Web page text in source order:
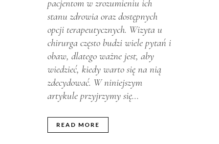
pacjentom w zrozumieniu ich
stanu zdrowia oraz dostępnych
opcji terapeutycznych. Wizyta u
chirurga często budzi wiele pytań i
obaw, dlatego ważne jest, aby
wiedzieć, kiedy warto się na nią
zdecydować. W niniejszym
artykule przyjrzymy się...
READ MORE